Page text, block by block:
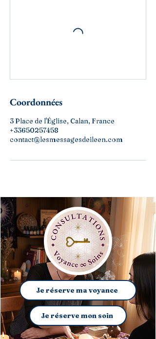
Coordonnées
3 Place de l'Église, Calan, France
+33650257458
contact@lesmessagesdeileen.com
Je réserve ma voyance
Je réserve mon soin